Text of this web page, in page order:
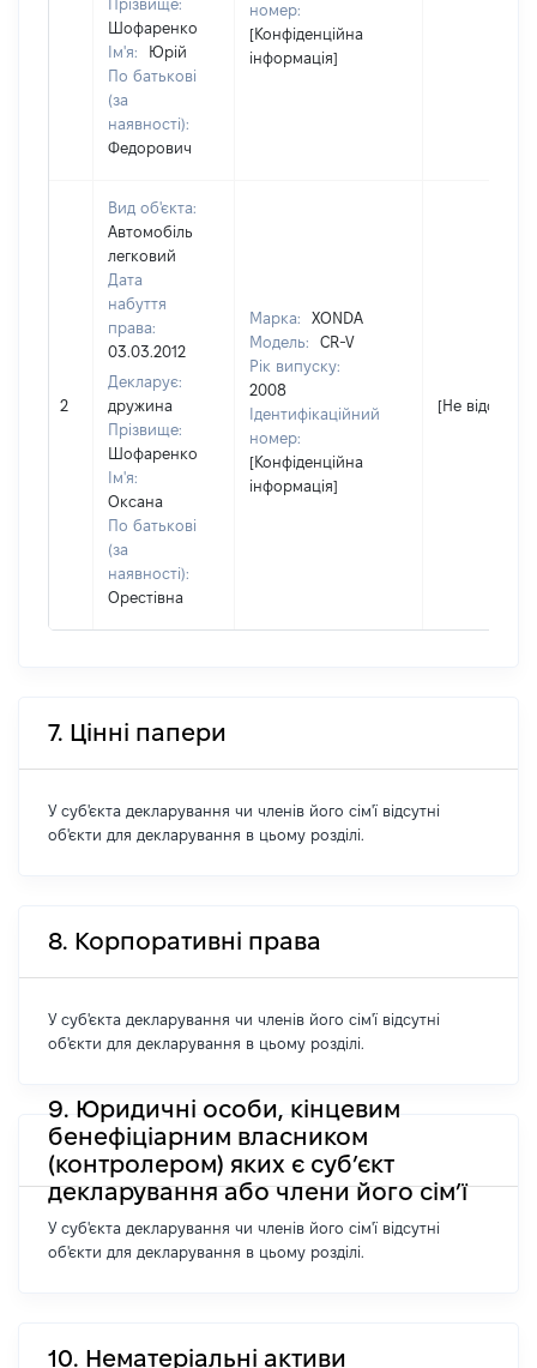
Прізвище:
Шофаренко
Ім'я:
Юрій
По батькові
(за
наявності):
Федорович
номер:
[Конфіденційна
інформація]
2
Вид об'єкта:
Автомобіль
легковий
Дата
набуття
права:
03.03.2012
Декларує:
дружина
Прізвище:
Шофаренко
Ім'я:
Оксана
По батькові
(за
наявності):
Орестівна
Марка:
XONDA
Модель:
CR-V
Рік випуску:
2008
Ідентифікаційний
номер:
[Конфіденційна
інформація]
[Не відомо]
7. Цінні папери
У суб'єкта декларування чи членів його сім'ї відсутні
об'єкти для декларування в цьому розділі.
8. Корпоративні права
У суб'єкта декларування чи членів його сім'ї відсутні
об'єкти для декларування в цьому розділі.
9. Юридичні особи, кінцевим
бенефіціарним власником
(контролером) яких є суб’єкт
декларування або члени його сім’ї
У суб'єкта декларування чи членів його сім'ї відсутні
об'єкти для декларування в цьому розділі.
10. Нематеріальні активи